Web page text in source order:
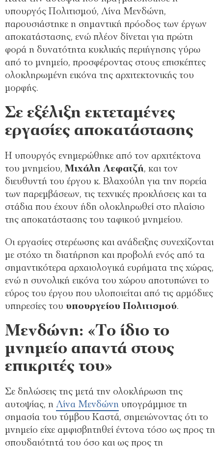
υπουργός Πολιτισμού, Λίνα Μενδώνη,
παρουσιάστηκε η σημαντική πρόοδος των έργων
αποκατάστασης, ενώ πλέον δίνεται για πρώτη
φορά η δυνατότητα κυκλικής περιήγησης γύρω
από το μνημείο, προσφέροντας στους επισκέπτες
ολοκληρωμένη εικόνα της αρχιτεκτονικής του
μορφής.
Σε εξέλιξη εκτεταμένες
εργασίες αποκατάστασης
Η υπουργός ενημερώθηκε από τον αρχιτέκτονα
του μνημείου, Μιχάλη Λεφατζή, και τον
διευθυντή του έργου κ. Βλαχούλη για την πορεία
των παρεμβάσεων, τις τεχνικές προκλήσεις και τα
στάδια που έχουν ήδη ολοκληρωθεί στο πλαίσιο
της αποκατάστασης του ταφικού μνημείου.
Οι εργασίες στερέωσης και ανάδειξης συνεχίζονται
με στόχο τη διατήρηση και προβολή ενός από τα
σημαντικότερα αρχαιολογικά ευρήματα της χώρας,
ενώ η συνολική εικόνα του χώρου αποτυπώνει το
εύρος του έργου που υλοποιείται από τις αρμόδιες
υπηρεσίες του υπουργείου Πολιτισμού.
Μενδώνη: «Το ίδιο το
μνημείο απαντά στους
επικριτές του»
Σε δηλώσεις της μετά την ολοκλήρωση της
αυτοψίας, η Λίνα Μενδώνη υπογράμμισε τη
σημασία του τύμβου Καστά, σημειώνοντας ότι το
μνημείο είχε αμφισβητηθεί έντονα τόσο ως προς τη
σπουδαιότητά του όσο και ως προς τη